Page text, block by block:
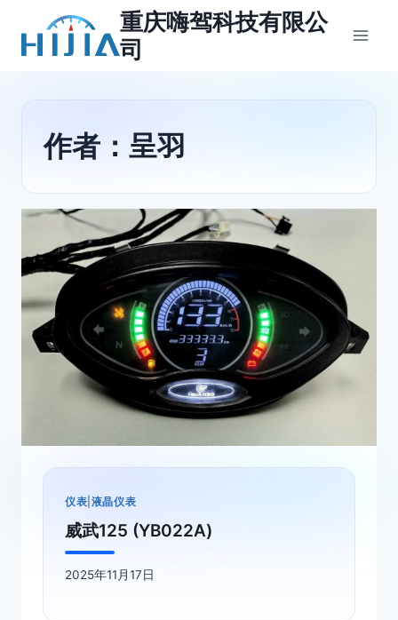
重庆嗨驾科技有限公
司
作者：呈羽
仪表 液晶仪表
威武125 (YB022A)
2025年11月17日